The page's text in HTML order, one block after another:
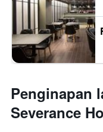
Penginapan
Severance